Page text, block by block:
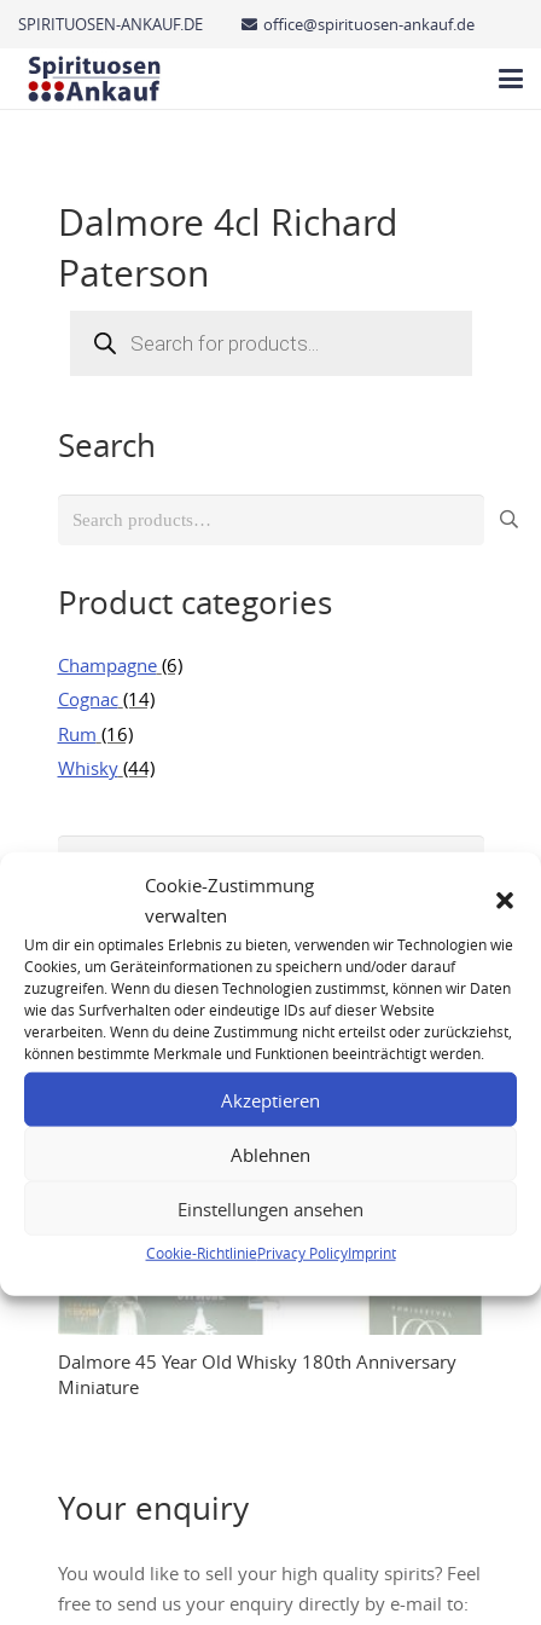
Cookie-Zustimmung
verwalten
Um dir ein optimales Erlebnis zu bieten, verwenden wir Technologien wie
Cookies, um Geräteinformationen zu speichern und/oder darauf
zuzugreifen. Wenn du diesen Technologien zustimmst, können wir Daten
wie das Surfverhalten oder eindeutige IDs auf dieser Website
verarbeiten. Wenn du deine Zustimmung nicht erteilst oder zurückziehst,
können bestimmte Merkmale und Funktionen beeinträchtigt werden.
Akzeptieren
Ablehnen
Einstellungen ansehen
Cookie-RichtliniePrivacy PolicyImprint
SPIRITUOSEN-ANKAUF.DE office@spirituosen-ankauf.de
Dalmore 4cl Richard
Paterson
search
Search
Search
Product categories
Champagne (6)
Cognac (14)
Rum (16)
Whisky (44)
Dalmore 45 Year Old Whisky 180th Anniversary
Miniature
Your enquiry
You would like to sell your high quality spirits? Feel
free to send us your enquiry directly by e-mail to: